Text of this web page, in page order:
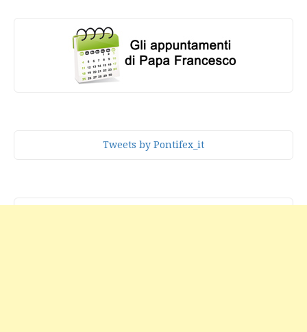
Tweets by Pontifex_it